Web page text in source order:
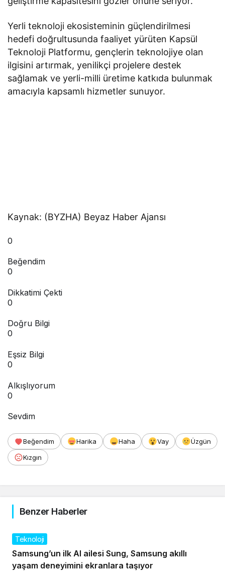
Yerli teknoloji ekosisteminin güçlendirilmesi
hedefi doğrultusunda faaliyet yürüten Kapsül
Teknoloji Platformu, gençlerin teknolojiye olan
ilgisini artırmak, yenilikçi projelere destek
sağlamak ve yerli-milli üretime katkıda bulunmak
amacıyla kapsamlı hizmetler sunuyor.
Kaynak: (BYZHA) Beyaz Haber Ajansı
0
Beğendim
0
Dikkatimi Çekti
0
Doğru Bilgi
0
Eşsiz Bilgi
0
Alkışlıyorum
0
Sevdim
Beğendim Harika Haha Vay
Üzgün
Kızgın
Benzer Haberler
Teknoloji
Samsung’un ilk AI ailesi Sung, Samsung akıllı
yaşam deneyimini ekranlara taşıyor